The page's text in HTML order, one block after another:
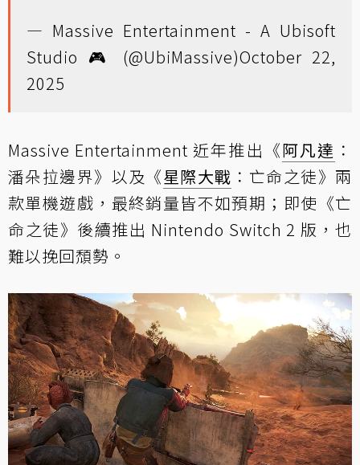
— Massive Entertainment - A Ubisoft
Studio 🎮 (@UbiMassive)October 22,
2025
Massive Entertainment 近年推出《阿凡達 ：
潘朵拉邊界》以及《星際大戰 ：亡命之徒》兩
款單機遊戲，最終銷量皆不如預期；即使《亡
命之徒》後續推出 Nintendo Switch 2 版，也
難以挽回頹勢。